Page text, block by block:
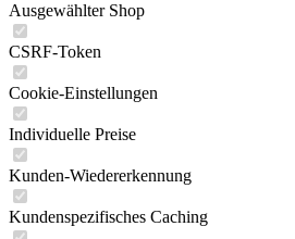
Ausgewählter Shop
CSRF-Token
Cookie-Einstellungen
Individuelle Preise
Kunden-Wiedererkennung
Kundenspezifisches Caching